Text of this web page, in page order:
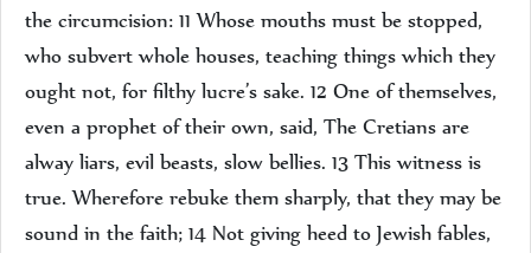
the circumcision: 11 Whose mouths must be stopped,
who subvert whole houses, teaching things which they
ought not, for filthy lucre’s sake. 12 One of themselves,
even a prophet of their own, said, The Cretians are
alway liars, evil beasts, slow bellies. 13 This witness is
true. Wherefore rebuke them sharply, that they may be
sound in the faith; 14 Not giving heed to Jewish fables,